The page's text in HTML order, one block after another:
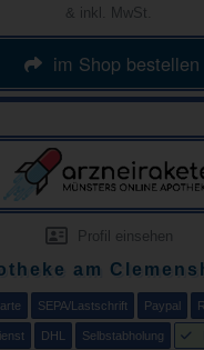
& inkl. MwSt.
im Shop bestellen
Profil einsehen
am
SEPA/Lastschrift Paypal
DHL Selbstabholung